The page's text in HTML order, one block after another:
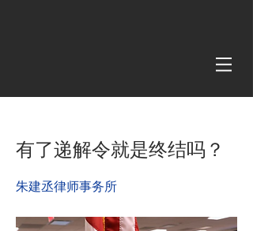
有了递解令就是终结吗？
朱建丞律师事务所